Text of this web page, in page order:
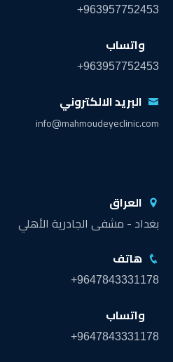
+963957752453
واتساب
+963957752453
البريد الالكتروني
info@mahmoudeyeclinic.com
العراق
بغداد - مشفى الجادرية الأهلي
هاتف
+9647843331178
واتساب
+9647843331178